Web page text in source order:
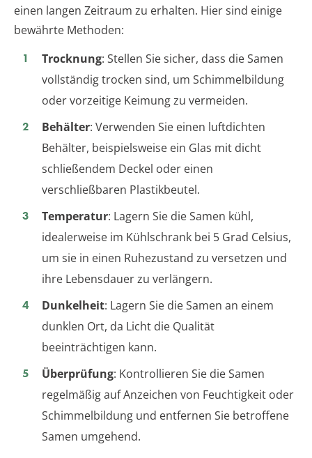
einen langen Zeitraum zu erhalten. Hier sind einige
bewährte Methoden:
Trocknung: Stellen Sie sicher, dass die Samen
vollständig trocken sind, um Schimmelbildung
oder vorzeitige Keimung zu vermeiden.
Behälter: Verwenden Sie einen luftdichten
Behälter, beispielsweise ein Glas mit dicht
schließendem Deckel oder einen
verschließbaren Plastikbeutel.
Temperatur: Lagern Sie die Samen kühl,
idealerweise im Kühlschrank bei 5 Grad Celsius,
um sie in einen Ruhezustand zu versetzen und
ihre Lebensdauer zu verlängern.
Dunkelheit: Lagern Sie die Samen an einem
dunklen Ort, da Licht die Qualität
beeinträchtigen kann.
Überprüfung: Kontrollieren Sie die Samen
regelmäßig auf Anzeichen von Feuchtigkeit oder
Schimmelbildung und entfernen Sie betroffene
Samen umgehend.